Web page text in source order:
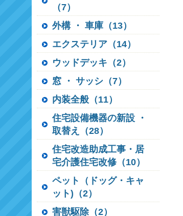
（7）
外構 ・ 車庫（13）
エクステリア（14）
ウッドデッキ（2）
窓 ・ サッシ（7）
内装全般（11）
住宅設備機器の新設 ・
取替え（28）
住宅改造助成工事・居
宅介護住宅改修（10）
ペット（ドッグ・キャ
ット)（2）
害獣駆除（2）